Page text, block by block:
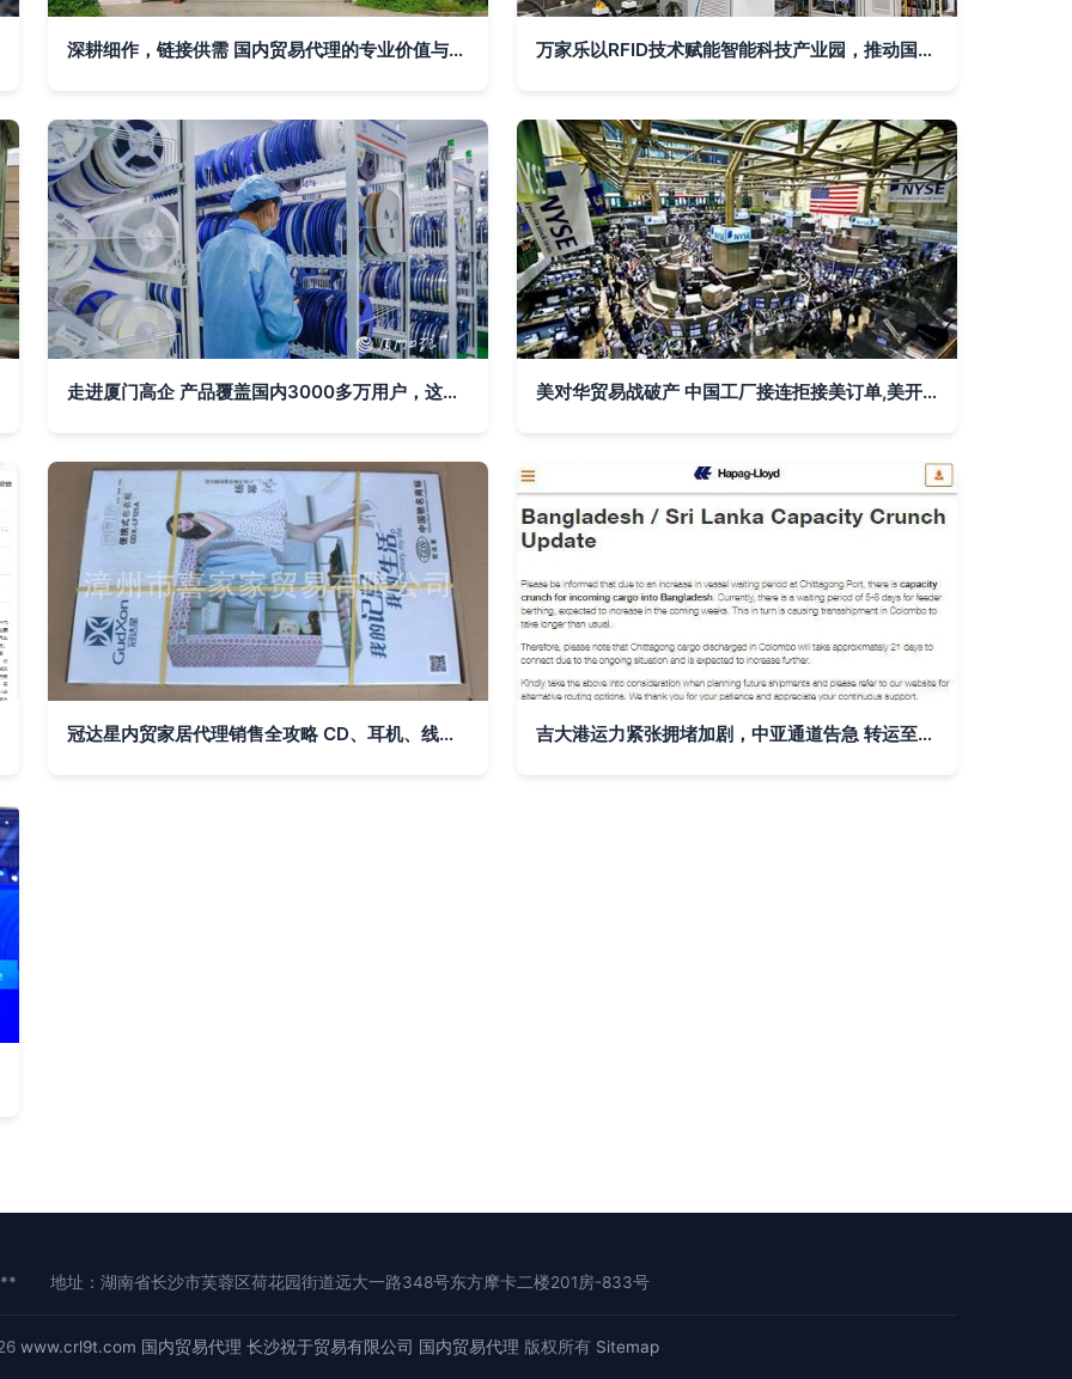
深耕细作，链接供需 国内贸易代理的专业价值与实践路径 万家乐以RFID技术赋能智能科技产业园，推动国内贸易代理创新升级
走进厦门高企 产品覆盖国内3000多万用户，这家公司是行业领头羊——深耕国内贸易代理的独角兽 美对华贸易战破产 中国工厂接连拒接美订单,美开始慌了
冠达星内贸家居代理销售全攻略 CD、耳机、线材、书籍、杂志与简易组合衣柜的促销组合策略 吉大港运力紧张拥堵加剧，中亚通道告急 转运至科伦坡需21天，替代航线成出口商的未雨绸缪之道
地址：湖南省长沙市芙蓉区荷花园街道远大一路348号东方摩卡二楼201房-833号
www.crl9t.com 国内贸易代理 长沙祝于贸易有限公司 国内贸易代理 版权所有 Sitemap